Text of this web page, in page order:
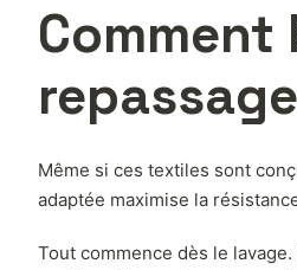
Même si ces textiles sont
adaptée maximise la
Tout commence dès le